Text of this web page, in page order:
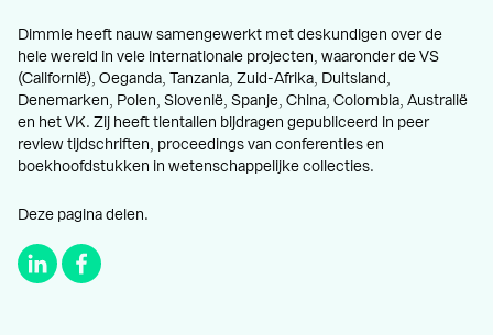
Dimmie heeft nauw samengewerkt met deskundigen over de
hele wereld in vele internationale projecten, waaronder de VS
(Californië), Oeganda, Tanzania, Zuid-Afrika, Duitsland,
Denemarken, Polen, Slovenië, Spanje, China, Colombia, Australië
en het VK. Zij heeft tientallen bijdragen gepubliceerd in peer
review tijdschriften, proceedings van conferenties en
boekhoofdstukken in wetenschappelijke collecties.
Deze pagina delen.